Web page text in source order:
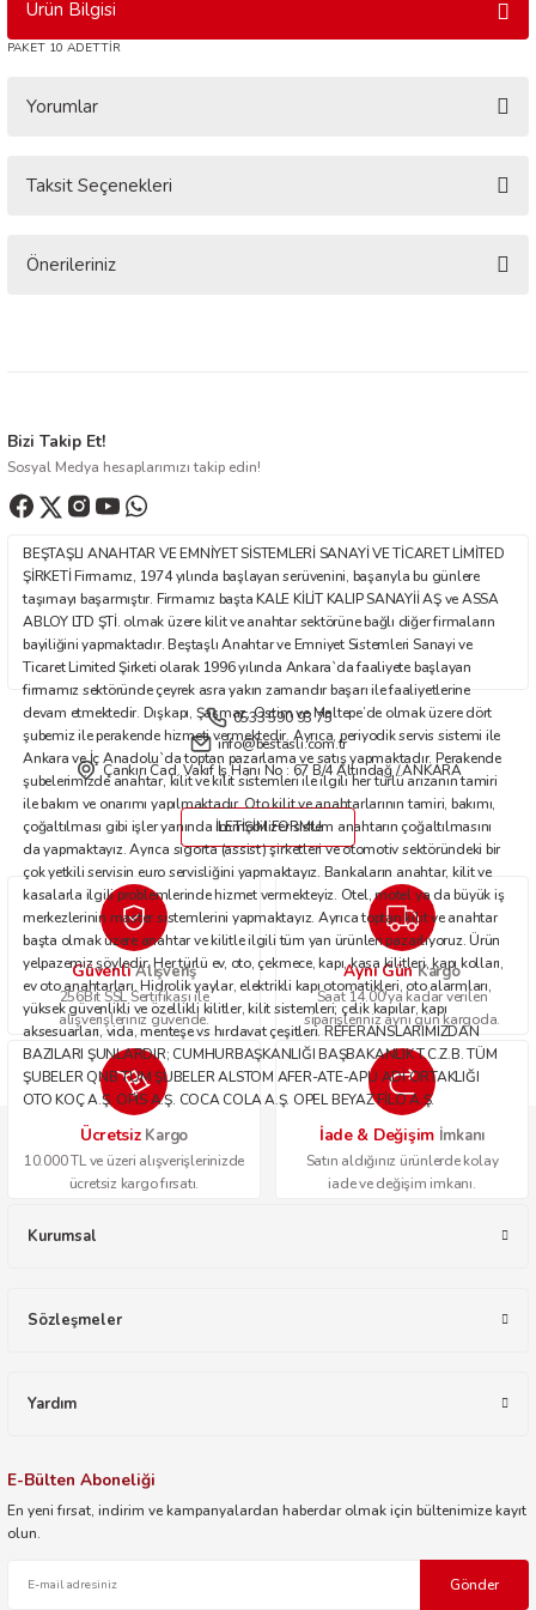
Ürün Bilgisi
PAKET 10 ADETTİR
Yorumlar
Bu ürüne ilk yorumu siz yapın!
Taksit Seçenekleri
Önerileriniz
Ürün resmi kalitesiz, bozuk veya görüntülenemiyor.
Ürün açıklamasında eksik bilgiler bulunuyor.
Ürün bilgilerinde hatalar bulunuyor.
Bu ürüne benzer farklı alternatifler olmalı.
Gönder
Bizi Takip Et!
Sosyal Medya hesaplarımızı takip edin!
BEŞTAŞLI ANAHTAR VE EMNİYET SİSTEMLERİ SANAYİ VE TİCARET LİMİTED
ŞİRKETİ Firmamız, 1974 yılında başlayan serüvenini, başarıyla bu günlere
taşımayı başarmıştır. Firmamız başta KALE KİLİT KALIP SANAYİİ AŞ ve ASSA
ABLOY LTD ŞTİ. olmak üzere kilit ve anahtar sektörüne bağlı diğer firmaların
bayiliğini yapmaktadır. Beştaşlı Anahtar ve Emniyet Sistemleri Sanayi ve
Ticaret Limited Şirketi olarak 1996 yılında Ankara`da faaliyete başlayan
firmamız sektöründe çeyrek asra yakın zamandır başarı ile faaliyetlerine
devam etmektedir. Dışkapı, Şaşmaz, Ostim ve Maltepe’de olmak üzere dört
şubemiz ile perakende hizmeti vermektedir. Ayrıca, periyodik servis sistemi ile
Ankara ve İç Anadolu`da toptan pazarlama ve satış yapmaktadır. Perakende
şubelerimizde anahtar, kilit ve kilit sistemleri ile ilgili her türlü arızanın tamiri
ile bakım ve onarımı yapılmaktadır. Oto kilit ve anahtarlarının tamiri, bakımı,
çoğaltılması gibi işler yanında immobilizer sistem anahtarın çoğaltılmasını
da yapmaktayız. Ayrıca sigorta (assist) şirketleri ve otomotiv sektöründeki bir
çok yetkili servisin euro servisliğini yapmaktayız. Bankaların anahtar, kilit ve
kasalarla ilgili problemlerinde hizmet vermekteyiz. Otel, motel ya da büyük iş
merkezlerinin master sistemlerini yapmaktayız. Ayrıca toptan kilit ve anahtar
başta olmak üzere anahtar ve kilitle ilgili tüm yan ürünleri pazarlıyoruz. Ürün
yelpazemiz şöyledir: Her türlü ev, oto, çekmece, kapı, kasa kilitleri, kapı kolları,
ev oto anahtarları. Hidrolik yaylar, elektrikli kapı otomatikleri, oto alarmları,
yüksek güvenlikli ve özellikli kilitler, kilit sistemleri; çelik kapılar, kapı
aksesuarları, vida, menteşe vs hırdavat çeşitleri. REFERANSLARIMIZDAN
BAZILARI ŞUNLARDIR; CUMHURBAŞKANLIĞI BAŞBAKANLIK T.C.Z.B. TÜM
ŞUBELER QNB TÜM ŞUBELER ALSTOM AFER-ATE-APU ADİ ORTAKLIĞI
OTO KOÇ A.Ş. OPİS A.Ş. COCA COLA A.Ş. OPEL BEYAZ FİLO A.Ş.
0533 590 93 75
info@bestasli.com.tr
Çankırı Cad. Vakıf İş Hanı No : 67 B/4 Altındağ / ANKARA
İLETİŞİM FORMU
GüvenliAlışveriş
256Bit SSL Sertifikası ile
alışverişleriniz güvende.
Aynı GünKargo
Saat 14.00'ya kadar verilen
siparişleriniz aynı gün kargoda.
Ücretsiz Kargo
10.000 TL ve üzeri alışverişlerinizde
ücretsiz kargo fırsatı.
İade & Değişim İmkanı
Satın aldığınız ürünlerde kolay
iade ve değişim imkanı.
Kurumsal
Sözleşmeler
Yardım
E-Bülten Aboneliği
En yeni fırsat, indirim ve kampanyalardan haberdar olmak için bültenimize kayıt
olun.
Gönder